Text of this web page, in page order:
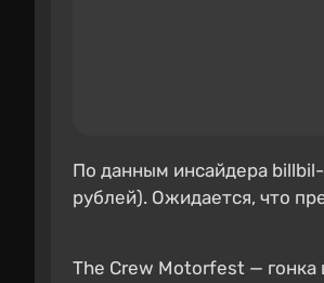
По данным инсайдера
рублей). Ожидается, что
The Crew Motorfest —